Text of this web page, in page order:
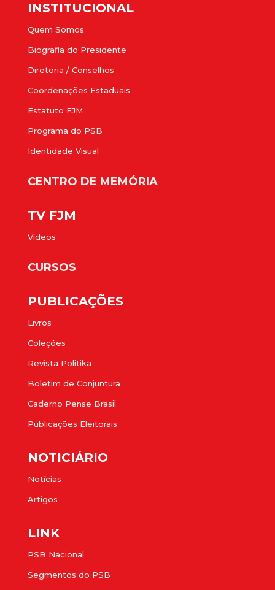
INSTITUCIONAL
Quem Somos
Biografia do Presidente
Diretoria / Conselhos
Coordenações Estaduais
Estatuto FJM
Programa do PSB
Identidade Visual
CENTRO DE MEMÓRIA
TV FJM
Vídeos
CURSOS
PUBLICAÇÕES
Livros
Coleções
Revista Politika
Boletim de Conjuntura
Caderno Pense Brasil
Publicações Eleitorais
NOTICIÁRIO
Notícias
Artigos
LINK
PSB Nacional
Segmentos do PSB